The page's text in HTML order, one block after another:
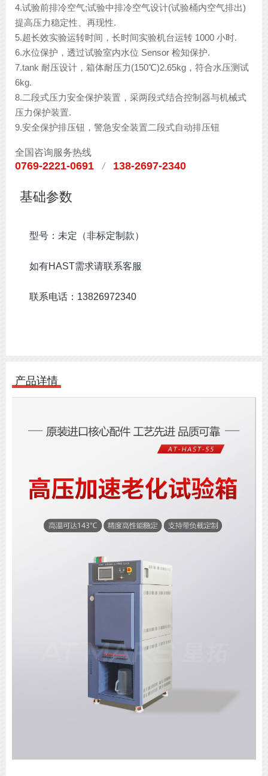
4.试验前排冷空气;试验中排冷空气设计(试验桶内空气排出)
提高压力稳定性、再现性.
5.超长效实验运转时间，长时间实验机台运转 1000 小时.
6.水位保护，透过试验室内水位 Sensor 检知保护.
7.tank 耐压设计，箱体耐压力(150℃)2.65kg，符合水压测试
6kg.
8.二段式压力安全保护装置，采两段式结合控制器与机械式
压力保护装置.
9.安全保护排压钮，警急安全装置二段式自动排压钮
全国咨询服务热线
0769-2221-0691 / 138-2697-2340
基础参数
型号：未定（非标定制款）
如有HAST需求请联系客服
联系电话：13826972340
产品详情